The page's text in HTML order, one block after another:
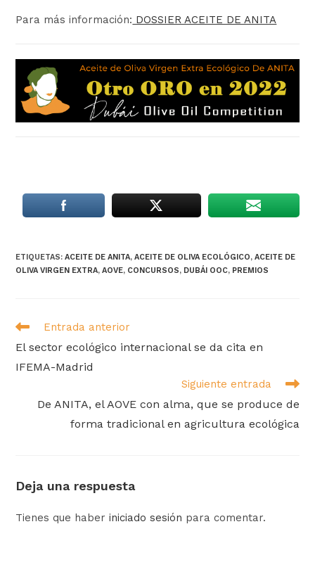
Para más información: DOSSIER ACEITE DE ANITA
ETIQUETAS:ACEITE DE ANITA, ACEITE DE OLIVA ECOLÓGICO, ACEITE DE
OLIVA VIRGEN EXTRA, AOVE, CONCURSOS, DUBÁI OOC, PREMIOS
Leer
artículos
Entrada anterior
El sector ecológico internacional se da cita en
IFEMA-Madrid
Siguiente entrada
De ANITA, el AOVE con alma, que se produce de
forma tradicional en agricultura ecológica
Deja una respuesta
Tienes que haberiniciado sesión para comentar.